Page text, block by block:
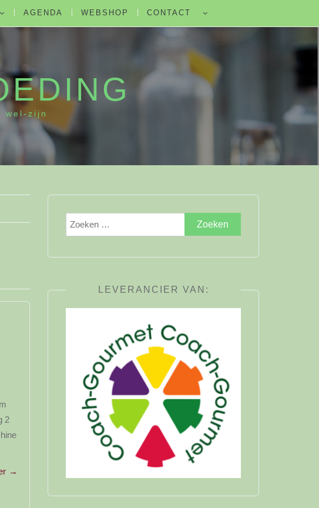
AGENDA WEBSHOP CONTACT
wel-zijn
2
→
Zoeken
naar:
LEVERANCIER VAN: